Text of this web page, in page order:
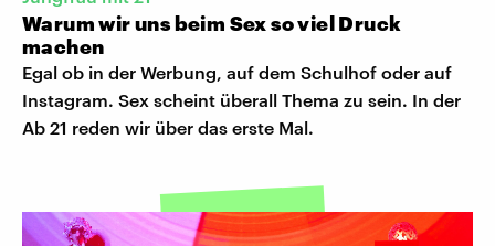
Warum wir uns beim Sex so viel Druck
machen
Egal ob in der Werbung, auf dem Schulhof oder auf
Instagram. Sex scheint überall Thema zu sein. In der
Ab 21 reden wir über das erste Mal.